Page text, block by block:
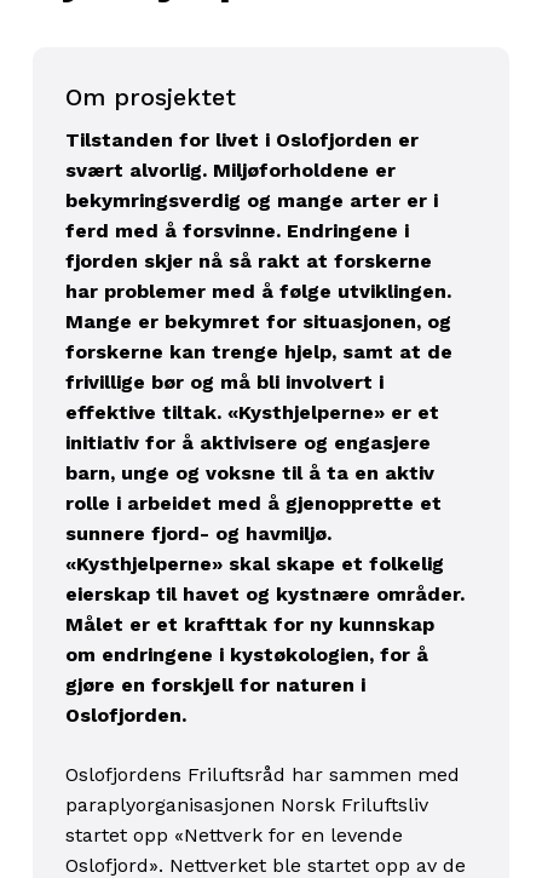
Om prosjektet
Tilstanden for livet i Oslofjorden er
svært alvorlig. Miljøforholdene er
bekymringsverdig og mange arter er i
ferd med å forsvinne. Endringene i
fjorden skjer nå så rakt at forskerne
har problemer med å følge utviklingen.
Mange er bekymret for situasjonen, og
forskerne kan trenge hjelp, samt at de
frivillige bør og må bli involvert i
effektive tiltak. «Kysthjelperne» er et
initiativ for å aktivisere og engasjere
barn, unge og voksne til å ta en aktiv
rolle i arbeidet med å gjenopprette et
sunnere fjord- og havmiljø.
«Kysthjelperne» skal skape et folkelig
eierskap til havet og kystnære områder.
Målet er et krafttak for ny kunnskap
om endringene i kystøkologien, for å
gjøre en forskjell for naturen i
Oslofjorden.
Oslofjordens Friluftsråd har sammen med
paraplyorganisasjonen Norsk Friluftsliv
startet opp «Nettverk for en levende
Oslofjord». Nettverket ble startet opp av de